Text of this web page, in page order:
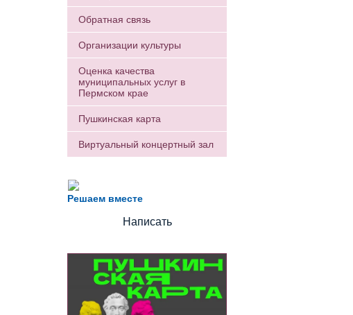
Обратная связь
Организации культуры
Оценка качества
муниципальных услуг в
Пермском крае
Пушкинская карта
Виртуальный концертный зал
Решаем вместе
Есть вопрос?
Напишите нам
Написать